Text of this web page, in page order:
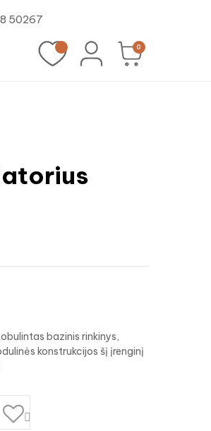
50267
0
bazinis rinkinys,
konstrukcijos šį įrenginį
